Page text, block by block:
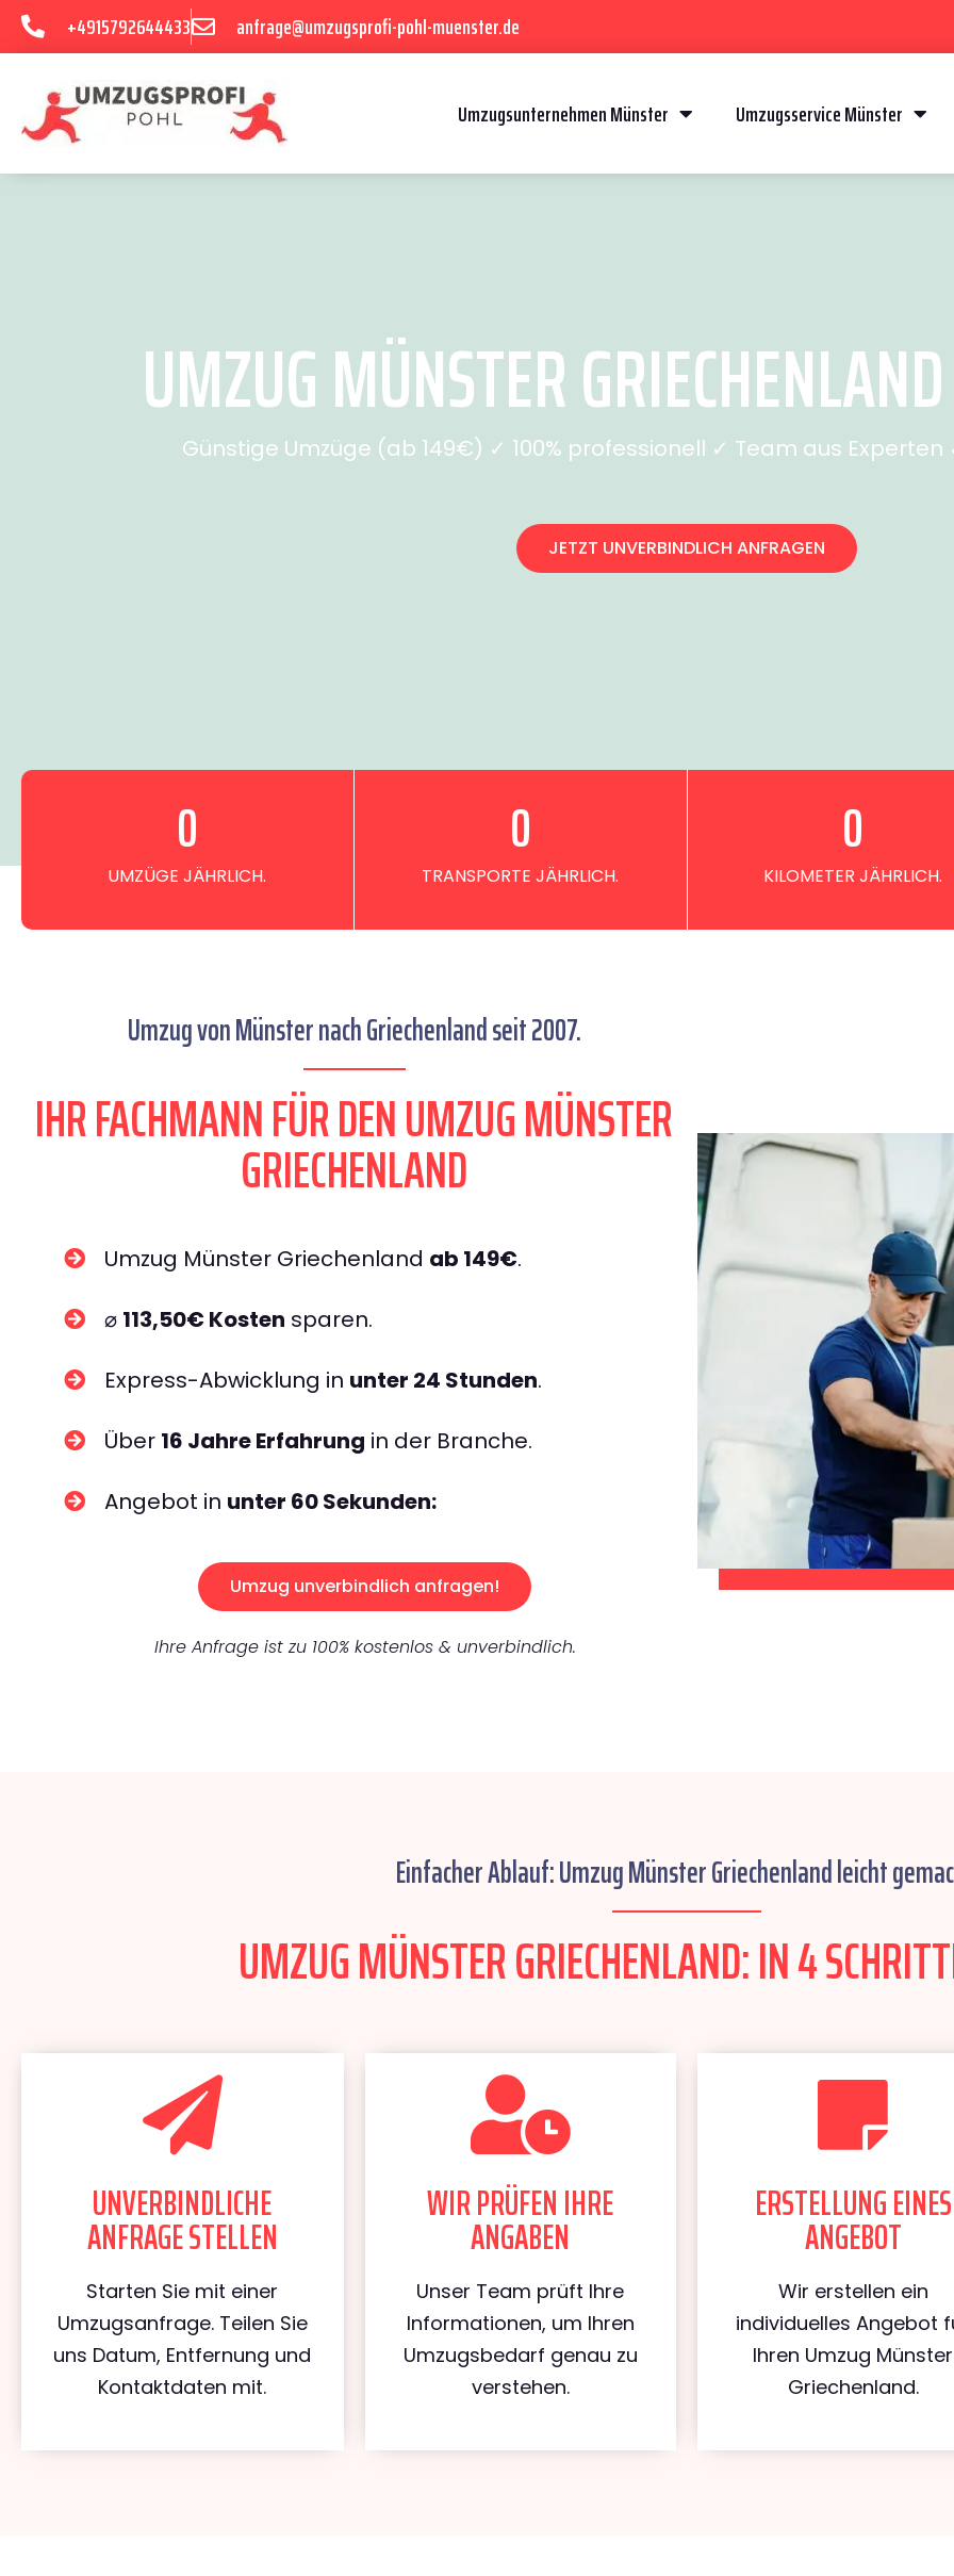
+4915792644433 anfrage@umzugsprofi-pohl-muenster.de
Umzugsunternehmen Münster Umzugsservice Münster
UMZUG MÜNSTER
Günstige Umzüge (ab 149€) ✓ 100% professionell ✓ Team aus
JETZT UNVERBINDLICH ANFRAGEN
UMZÜGE JÄHRLICH.
0
TRANSPORTE JÄHRLICH.
0
KILOMETER JÄHRLICH.
0
Umzug von Münster nach Griechenland seit 2007.
IHR FACHMANN FÜR DEN UMZUG MÜNSTER
GRIECHENLAND
Umzug Münster Griechenland ab 149€.
⌀ 113,50€ Kosten sparen.
Express-Abwicklung in unter 24 Stunden.
Über 16 Jahre Erfahrung in der Branche.
Angebot in unter 60 Sekunden:
Umzug unverbindlich anfragen!
Ihre Anfrage ist zu 100% kostenlos & unverbindlich.
Einfacher Ablauf: Umzug Münster Griechenland leicht
UMZUG MÜNSTER GRIECHENLAND: IN 4
UNVERBINDLICHE
ANFRAGE STELLEN
Starten Sie mit einer
Umzugsanfrage. Teilen Sie
uns Datum, Entfernung und
Kontaktdaten mit.
WIR PRÜFEN IHRE
ANGABEN
Unser Team prüft Ihre
Informationen, um Ihren
Umzugsbedarf genau zu
verstehen.
ERSTELLUNG EINES
ANGEBOT
Wir erstellen ein
individuelles Angebot
Ihren Umzug Münster
Griechenland.